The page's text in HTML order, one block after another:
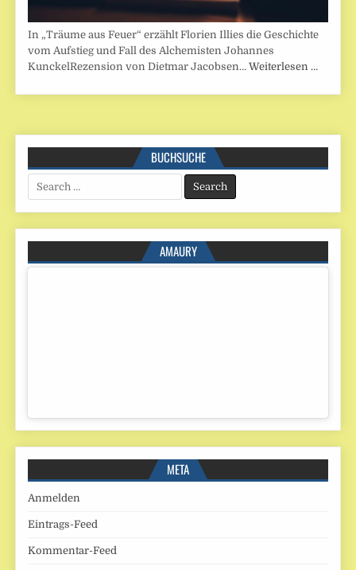
In „Träume aus Feuer“ erzählt Florien Illies die Geschichte
vom Aufstieg und Fall des Alchemisten Johannes
KunckelRezension von Dietmar Jacobsen…Weiterlesen …
BUCHSUCHE
Search
for:
AMAURY
META
Anmelden
Eintrags-Feed
Kommentar-Feed